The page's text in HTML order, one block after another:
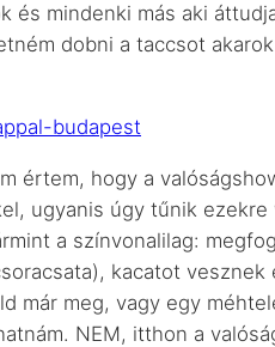
mindenki más aki
dobni a taccsot
értem, hogy a
ugyanis úgy tűnik ezekre
a színvonalilag:
kacatot
már meg, vagy egy
NEM, itthon a